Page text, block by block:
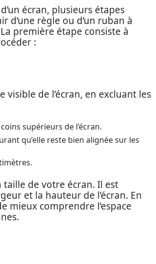
écran, plusieurs étapes
d’une règle ou d’un ruban à
première étape consiste à
:
de l’écran, en excluant les
supérieurs de l’écran.
qu’elle reste bien alignée sur les
de votre écran. Il est
et la hauteur de l’écran. En
mieux comprendre l’espace